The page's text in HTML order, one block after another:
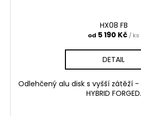
HX08 FB
od 5 190 Kč / ks
DETAIL
Odlehčený alu disk s vyšší zátěží
HYBRID FORGED.